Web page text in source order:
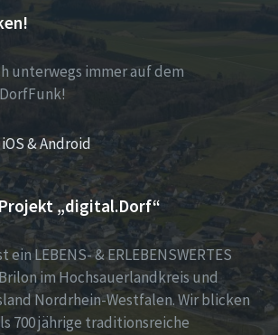
unterwegs immer auf dem
& Android
„digital.Dorf“
LEBENS- & ERLEBENSWERTES
im Hochsauerlandkreis und
Nordrhein-Westfalen. Wir blicken
700 jährige traditionsreiche